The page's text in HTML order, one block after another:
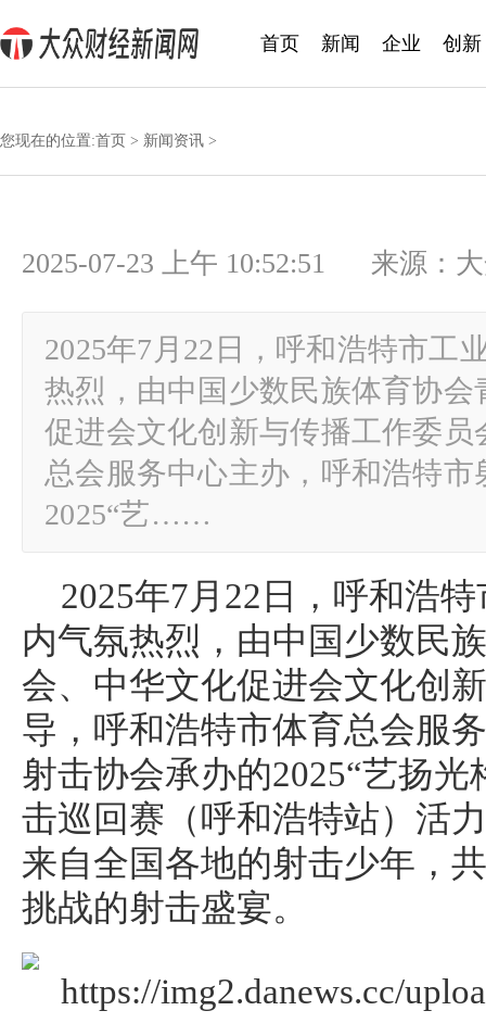
首页 新闻 企业 创新
您现在的位置:首页 > 新闻资讯 >
2025-07-23 上午 10:52:51 来源：
2025年7月22日，呼和浩特市工
热烈，由中国少数民族体育协
促进会文化创新与传播工作委
总会服务中心主办，呼和浩特市
2025“艺……
2025年7月22日，呼和浩
内气氛热烈，由中国少数民
会、中华文化促进会文化创
导，呼和浩特市体育总会服
射击协会承办的2025“艺扬
击巡回赛（呼和浩特站）活
来自全国各地的射击少年，
挑战的射击盛宴。